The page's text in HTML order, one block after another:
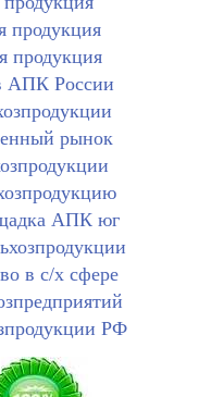
продукция
продукция
АПК России
рынок
АПК юг
в с/х сфере
РФ